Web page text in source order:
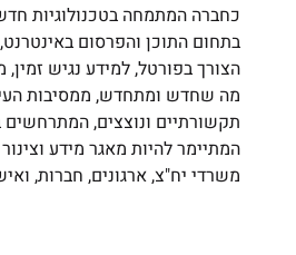
כחברה המתמחה בטכנולוגיות
בתחום התוכן והפרסום
הצורך בפורטל, למידע נגיש
מה שחדש ומתחדש, ממסיבות
תקשורתיים ונוצצים,
המתיימר להיות מאגר מידע
משרדי יח"צ, ארגונים, חברות,